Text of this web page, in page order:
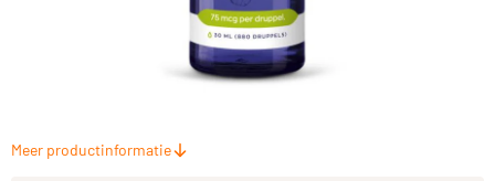
Meer productinformatie